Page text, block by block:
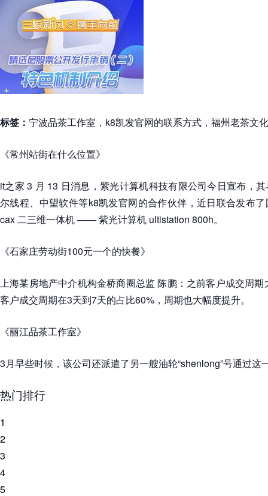
标签： 宁波品茶工作室，k8凯发官网的联系方式，福州老茶文
《常州站街在什么位置》
it之家 3 月 13 日消息，紫光计算机科技有限公司今日宣布，
尔线程、中望软件等k8凯发官网的合作伙伴，近日联合发布
cax 二三维一体机 —— 紫光计算机 ultistation 800h。
《石家庄劳动街100元一个的快餐》
上海某房地产中介机构金桥商圈总监 陈鹏：之前客户成交周
客户成交周期在3天到7天的占比60%，周期也大幅度提升。
《丽江品茶工作室》
3月早些时候，该公司还派遣了另一艘油轮“shenlong”号通过这
热门排行
1
2
3
4
5